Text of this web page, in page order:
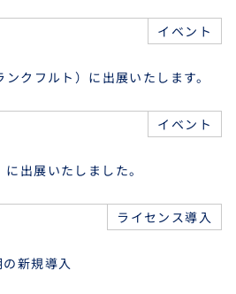
イベント
クフルト）に出展いたします。
イベント
出展いたしました。
ライセンス導入
新規導入